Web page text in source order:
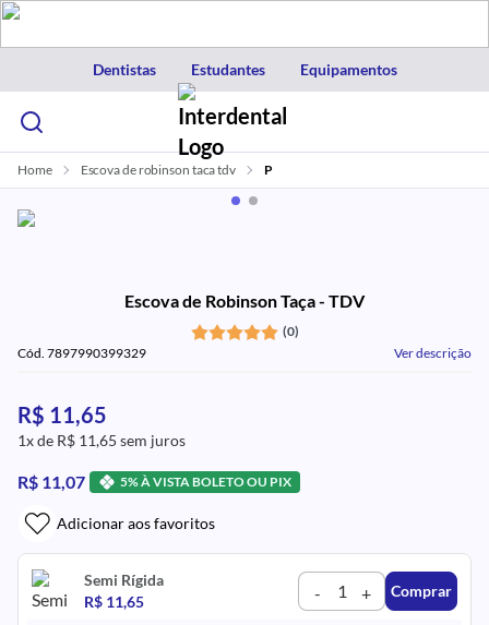
Dentistas Estudantes Equipamentos
Home Escova de robinson taca tdv P
Escova de Robinson Taça - TDV
(0)
Cód. 7897990399329
Ver descrição
R$ 11,65
1x de R$ 11,65 sem juros
R$ 11,07 5% À VISTA BOLETO OU PIX
Adicionar aos favoritos
Semi Rígida
R$ 11,65
- + Comprar